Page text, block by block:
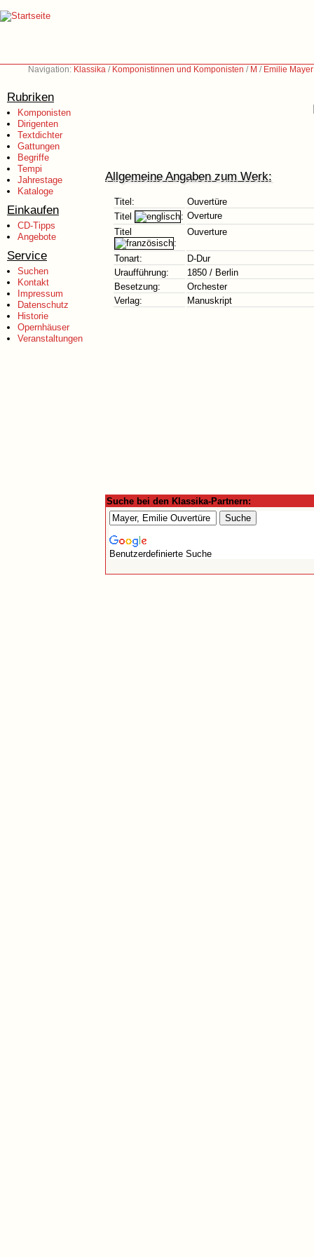
Navigation: Klassika / Komponistinnen und Komponisten / M / Emilie
Rubriken
Komponisten
Dirigenten
Textdichter
Gattungen
Begriffe
Tempi
Jahrestage
Kataloge
Einkaufen
CD-Tipps
Angebote
Service
Suchen
Kontakt
Impressum
Datenschutz
Historie
Opernhäuser
Veranstaltungen
Allgemeine Angaben zum Werk:
Titel:
Ouvertüre
Titel
: Overture
Titel
:
Ouverture
Tonart:
D-Dur
Uraufführung:
1850 / Berlin
Besetzung:
Orchester
Verlag:
Manuskript
Suche bei den Klassika-Partnern:
Benutzerdefinierte Suche